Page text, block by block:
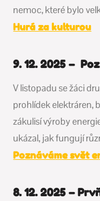
nemoc, které bylo
Hurá za kulturou
9. 12. 2025 –
V listopadu se žáci
prohlídek elektráren,
zákulisí výroby
ukázal, jak fungují
Poznáváme svět
8. 12. 2025 –